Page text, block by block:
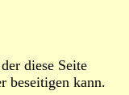
diese Seite
beseitigen kann.